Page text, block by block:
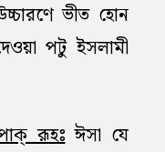
ভীত হোন
পটু ইসলামী
রূহঃঈসা যে